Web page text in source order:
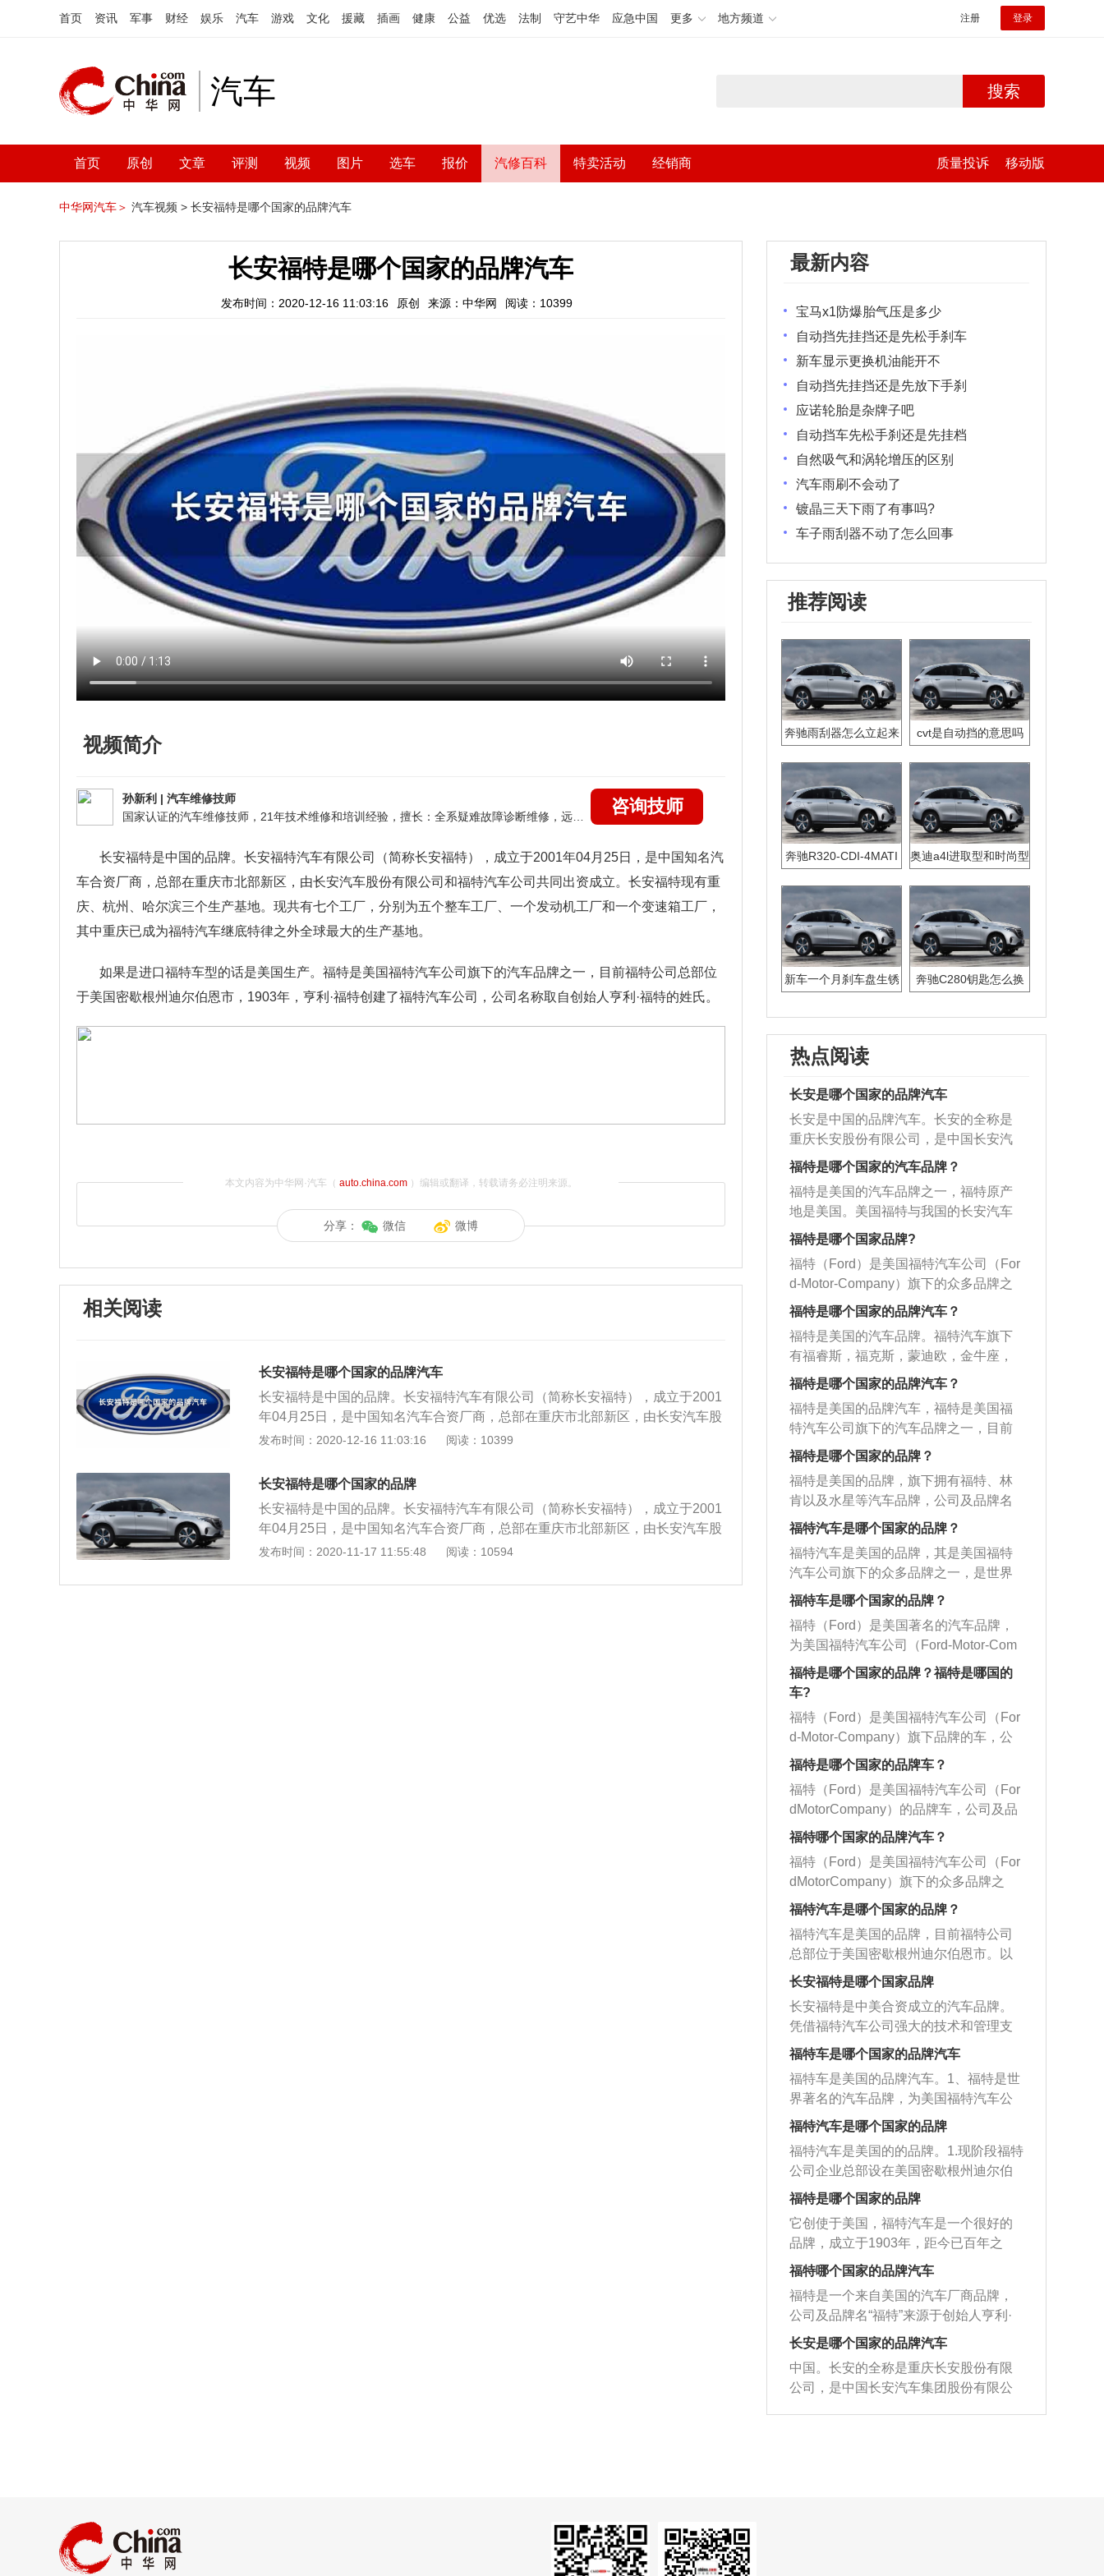
首页 资讯 军事 财经 娱乐 汽车 游戏 文化 援藏 插画 健康 公益 优选 法制 守艺中华 应急中国 更多 地方频道 注册 登录
汽车 搜索
首页 原创 文章 评测 视频 图片 选车 报价 汽修百科 特卖活动 经销商 质量投诉 移动版
中华网汽车＞ 汽车视频 > 长安福特是哪个国家的品牌汽车
长安福特是哪个国家的品牌汽车
发布时间：2020-12-16 11:03:16 原创 来源：中华网 阅读：10399
视频简介
孙新利 | 汽车维修技师
国家认证的汽车维修技师，21年技术维修和培训经验，擅长：全系疑难故障诊断维修，远程维修技术指导
咨询技师
长安福特是中国的品牌。长安福特汽车有限公司（简称长安福特），成立于2001年04月25日，是中国知名汽
车合资厂商，总部在重庆市北部新区，由长安汽车股份有限公司和福特汽车公司共同出资成立。长安福特现有重
庆、杭州、哈尔滨三个生产基地。现共有七个工厂，分别为五个整车工厂、一个发动机工厂和一个变速箱工厂，
其中重庆已成为福特汽车继底特律之外全球最大的生产基地。
如果是进口福特车型的话是美国生产。福特是美国福特汽车公司旗下的汽车品牌之一，目前福特公司总部位
于美国密歇根州迪尔伯恩市，1903年，亨利·福特创建了福特汽车公司，公司名称取自创始人亨利·福特的姓氏。
本文内容为中华网·汽车（ auto.china.com）编辑或翻译，转载请务必注明来源。
分享： 微信 微博
相关阅读
长安福特是哪个国家的品牌汽车
长安福特是中国的品牌。长安福特汽车有限公司（简称长安福特），成立于2001
年04月25日，是中国知名汽车合资厂商，总部在重庆市北部新区，由长安汽车股
份有限公司和福特汽车公司共同出资成立。长安福特现有重庆、杭州、哈尔滨三
速箱工厂，其中重庆已成为福特汽车继底特律之外全球最大的生产基地。 如果是
进口福特车型的话是美国生产。福特是美国福特汽车公司旗下的汽车品牌之一，
目前福特公司总部位于美国密歇根州迪尔伯恩市，1903年，亨利·福特创建了福
特汽车公司，公司名称取自创始人亨利·福特的姓氏。
发布时间：2020-12-16 11:03:16 阅读：10399
长安福特是哪个国家的品牌
长安福特是中国的品牌。长安福特汽车有限公司（简称长安福特），成立于2001
年04月25日，是中国知名汽车合资厂商，总部在重庆市北部新区，由长安汽车股
份有限公司和福特汽车公司共同出资成立。长安福特现有重庆、杭州、哈尔滨三
速箱工厂，其中重庆已成为福特汽车继底特律之外全球最大的生产基地。 如果是
发布时间：2020-11-17 11:55:48 阅读：10594
最新内容
宝马x1防爆胎气压是多少
自动挡先挂挡还是先松手刹车
新车显示更换机油能开不
自动挡先挂挡还是先放下手刹
应诺轮胎是杂牌子吧
自动挡车先松手刹还是先挂档
自然吸气和涡轮增压的区别
汽车雨刷不会动了
镀晶三天下雨了有事吗?
车子雨刮器不动了怎么回事
推荐阅读
奔驰雨刮器怎么立起来 cvt是自动挡的意思吗
奔驰R320-CDI-4MATI
奥迪a4l进取型和时尚型
新车一个月刹车盘生锈
奔驰C280钥匙怎么换
热点阅读
长安是哪个国家的品牌汽车
长安是中国的品牌汽车。长安的全称是
重庆长安股份有限公司，是中国长安汽
车集团股份有限公司旗下的核心整车企
业。中国长安形成了整车、零部件、动
力总成、商贸服务四大主业板块，拥有
强大的整车制造和零部件供应能力。在
国际汽车制造商协会（OICA）发布的20
10年全球汽车企业销量排行中，中国长
安汽车集团以168万辆的自主产量，跻身
重庆长安汽车股份有限公司，简称长安
汽车或重庆长安，为中国长安汽车集团
股份有限公司旗下的核心整车企业，199
6年，在深圳证券交易所上市。其历史可
追溯到洋务运动时期，起源于1862年的
上海洋炮局，曾开创了中国近代工业的
先河。伴随中国改革开放大潮，上世纪
八十年代初长安正式进入汽车领域。199
6年，注册并成为极具竞争力的上市公
司，目前拥有2家上市公司、4支股票。2
收购合肥长安汽车有限公司。长安旗下
有非常多的新能源车型和插电式的混动
汽车，很多消费者会误以为这两者是一
样的，其实并不是，这两者最大的区别
就是插电式混合动力的汽车是需要充电
的，但是普通的混合动力汽车是不需要
充电的。插电式混合动力汽车的电池容
量比较大，电动机的功率也很大，这种
汽车在纯电模式下续航里程比较高，而
且油耗也是非常低的，可以使用绿色的
新能源牌照。而普通混合动力汽车是有
为动力，不能使用绿色新能源牌照。
福特是哪个国家的汽车品牌？
福特是美国的汽车品牌之一，福特原产
地是美国。美国福特与我国的长安汽车
合资建有长安福特公司、长安福特马自
达公司，产品有蒙迪欧、福克斯、嘉年
华等。福特汽车公司成立于1903年，美
国的汽车品牌之一。旗下拥有福特（For
d）和林肯（Lincoln）汽车品牌，总部位
于密歇根州迪尔伯恩市（Dearborn）。
现在福特乘用车福克斯、蒙迪欧致胜、
长安福特生产。其他的进口车型如野
马、爱虎等原产自美国。福特汽车的标
志是采用福特英文Ford字样，蓝底白
字。福特旗下还拥有美洲豹汽车公司、
阿斯顿.马丁拉贡达公司，福特在世界各
地30多个国家拥有生产、总装或销售企
业。
福特是哪个国家品牌?
福特（Ford）是美国福特汽车公司（For
d-Motor-Company）旗下的众多品牌之
一，公司及品牌名“福特”来源于创始人亨
利·福特（Henry·Ford）的姓氏。福特汽
车主要包含三款车系：长安福特、进口
福特以及江铃汽车。其中长安福特当前
在售车型包括福克斯、蒙迪欧、锐界、
嘉年华、翼虎、翼搏、福睿斯等七款车
型；进口福特当前在售车型包括FOCUS
等五款车型；江铃汽车当前在售车型包
括福特新世代全顺、经典全顺等两款车
型。福特重要发展历程如下：1896年6月
4日，亨利·福特将他的第一部汽车开上
了底特律大街。1918年1月4日，开始建
设庞大的汽车制造联合企业荣格（Roug
e）工厂。1922年2月4日，收购了林肯
（Lincoln）品牌。1948年1月16日，生
产了第一部F系列皮卡，这在汽车史上是
最成功的汽车系列。1970年8月17日，
车(中国)有限公司成立。1999年1月28
日，购买沃尔沃全球轿车业务。2000年6
月30日，从宝马汽车集团正式购得路虎
公司（Landrover）的所有权。
福特是哪个国家的品牌汽车？
福特是美国的汽车品牌。福特汽车旗下
有福睿斯，福克斯，蒙迪欧，金牛座，
翼搏，翼虎，锐界，探险者，撼路者等
等。福特车的定位比较清晰，主打性
能，发动机技术和动力是强项，配置高
安全性好，实用性很强。福特重要发展
历程如下：1964年第一代福特Mustang
车型上市。1966年福特GT超跑车型在勒
芒24小时耐力赛上夺冠。1995年福特汽
车信贷公司北京代表处成立。2001年福
特汽车公司与长安汽车集团合作，成立
了长安福特汽车有限公司，专业生产满
足中国消费者需求的轿车。它是最早在
中国成立代表处的汽车金融机构。2003
年长安福特首辆在华量产车福特嘉年华
上市，开启了福特汽车在中国新的里程
碑。2004年世界车福特蒙迪欧正式中国
上市，福特蒙迪欧作为长安福特在国内
的第二款量产车型荣耀上市，立即赢得
市场和媒体的高度关注，成为中国中高
立长安福特马自达发动机公司，福特福
克斯在中国率先上市。在汽车百年发展
史中，唯一同时摘夺欧洲与北美年度风
云车的福特福克斯Focus的三厢版，在中
国率先发布并量产化销售。2007年荣获
欧洲年度车型的福特麦柯斯上市，作为
福特在中国市场首款动感设计车型，一
上市就获得市场广泛认可。同年，在电
影007《皇家赌场》中一展雄姿的福特蒙
迪欧-致胜在中国全面上市。2010年长安
福特历史上一个新的篇章。2013年经典
福特focus三厢1.8L上市，汽车高性能驾
驶的优越性，豪华的装饰，还有舒适
性，以及实惠的价格赢得了广大人们的
欢迎。2016年福特智能出行公司正式成
立，面临智能全球化，福特公司率先领
军智能汽车行业，实现2025汽车智能
化。2017年NavigantResearch最新发布
的一份自动驾驶领域实力报告显示，福
特汽车排名第一。2018年福特中国升级
总部汇报。
福特是哪个国家的品牌汽车？
福特是美国的品牌汽车，福特是美国福
特汽车公司旗下的汽车品牌之一，目前
总部位于美国密歇根州迪尔伯恩市，美
国福特汽车公司旗下拥有福特和林肯汽
车品牌，除了制造汽车，公司还设有金
融服务部门即福特信贷，主要经营购车
金融、车辆租赁和汽车保险方面的业
务。福特翼虎是福特推出的一款紧凑型S
UV，该车的长宽高分别为4524mm、18
力方面，这款车一共搭载了两款发动
机，一款是1.5升涡轮增压发动机，另一
款是2.0升涡轮增压发动机。
福特是哪个国家的品牌？
福特是美国的品牌，旗下拥有福特、林
肯以及水星等汽车品牌，公司及品牌名
福特来源于创始人亨利福特的姓氏，福
特汽车公司总部位于密歇根州迪尔伯恩
市，除了制造汽车，公司还设有金融服
务部门即福特信贷，主要经营购车金
融、车辆租赁和汽车保险方面的业务。
福特汽车主要包含三款车系：长安福
特，进口福特以及江铃汽车。长安福特
年华、翼虎、翼搏、福睿斯等；进口福
特的车型包括FOCUSST、锐界、野
马、探险者、FIESTAST等；江铃汽车的
车型包括福特新世代全顺、经典全顺
等。
福特汽车是哪个国家的品牌？
福特汽车是美国的品牌，其是美国福特
汽车公司旗下的众多品牌之一，是世界
著名品牌，成立于20世纪初，目前福特
公司总部位于美国密歇根州迪尔伯恩
市。旗下除福特之外，还拥有林肯以及
水星等汽车品牌，公司及品牌名福特来
源于创始人亨利福特的姓氏，除了制造
汽车，公司还设有金融服务部门即福特
信贷，主要经营购车金融、车辆租赁和
汽车保险方面的业务。福特汽车主要包
特以及江铃汽车。长安福特的车型包括
福克斯、蒙迪欧、锐界、嘉年华、翼
虎、翼搏、福睿斯等；进口福特的车型
包括FOCUSST、锐界、野马、探险
者、FIESTAST等；江铃汽车的车型包括
福特新世代全顺、经典全顺等。
福特车是哪个国家的品牌？
福特（Ford）是美国著名的汽车品牌，
为美国福特汽车公司（Ford-Motor-Com
pany）旗下的众多品牌之一。是美国的
车。扩展福特汽车车系相关资料如下：
特，进口福特以及江铃汽车。2、长安福
特当前在售车型包括福克斯，蒙迪欧-制
胜，麦柯斯，嘉年华，翼虎，翼搏等六
款车型。3、进口福特当前在售车型包括
E350，锐界，野马，探险者，F-150等
括福特新世代全顺，经典全顺等两款车
型。
福特是哪个国家的品牌？福特是哪国的
车?
福特（Ford）是美国福特汽车公司（For
d-Motor-Company）旗下品牌的车，公
司及品牌名“福特”来源于创始人亨利·福
特（Henry-Ford）的姓氏。福特的主要
车系有探险者、锐界、福克斯、福特蒙
迪欧、福特野马、翼虎等。福特汽车的
标志是采用福特英文Ford字样，蓝底白
字，被艺术化了的Ford形似活泼可爱、
充满活力、美观大方的小白兔。Ford犹
顺的小白兔正在向前飞奔，象征福特汽
车奔驰在世界各地，令人爱不释手。福
特重要发展历程如下：1896年6月4日，
亨利·福特将他的第一部汽车开上了底特
律大街。1918年1月4日，开始建设庞大
的汽车制造联合企业荣格（Rouge）工
厂。1922年2月4日，收购了林肯（Linco
ln）品牌。1948年1月16日，生产了第一
部F系列皮卡，这在汽车史上是最成功的
汽车系列。1970年8月17日，亚太汽车
国）有限公司成立。1999年1月28日，
购买沃尔沃全球轿车业务。2000年6月3
0日，从宝马汽车集团正式购得路虎公司
（Landrover）的所有权。
福特是哪个国家的品牌车？
福特（Ford）是美国福特汽车公司（For
dMotorCompany）的品牌车，公司及品
牌名“福特”来源于创始人亨利·福特（Hen
ryFord）的姓氏。福特的主要车系有探
险者、锐界、福克斯、福特蒙迪欧、福
特野马、翼虎等。福特汽车的标志是采
用福特英文Ford字样，蓝底白字，被艺
术化了的Ford形似活泼可爱、充满活
力、美观大方的小白兔。Ford犹如在温
白兔正在向前飞奔，象征福特汽车奔驰
在世界各地，令人爱不释手。福特重要
发展历程如下：1896年6月4日，亨利·福
特将他的第一部汽车开上了底特律大
街。1918年1月4日，开始建设庞大的汽
车制造联合企业荣格（Rouge）工厂。1
922年2月4日，收购了林肯（Lincoln）
品牌。1948年1月16日，生产了第一部F
系列皮卡，这在汽车史上是最成功的汽
车系列。1970年8月17日，亚太汽车业
公司成立。1999年1月28日，购买沃尔
沃全球轿车业务。2000年6月30日，从
宝马汽车集团正式购得路虎公司（Landr
over）的所有权。
福特哪个国家的品牌汽车？
福特（Ford）是美国福特汽车公司（For
dMotorCompany）旗下的众多品牌之
一，公司及品牌名“福特”来源于创始人亨
利·福特（HenryFord）的姓氏。福特的
主要车系有探险者、锐界、福克斯、福
特蒙迪欧、福特野马、翼虎等。福特汽
车的标志是采用福特英文Ford字样，蓝
底白字，被艺术化了的Ford形似活泼可
爱、充满活力、美观大方的小白兔。For
温顺的小白兔正在向前飞奔，象征福特
汽车奔驰在世界各地，令人爱不释手。
福特重要发展历程如下：1896年6月4
日，亨利·福特将他的第一部汽车开上了
底特律大街。1918年1月4日，开始建设
庞大的汽车制造联合企业荣格（Roug
e）工厂。1922年2月4日，收购了林肯
（Lincoln）品牌。1948年1月16日，生
产了第一部F系列皮卡，这在汽车史上是
最成功的汽车系列。1970年8月17日，
(中国)有限公司成立。1999年1月28日，
购买沃尔沃全球轿车业务。2000年6月3
0日，从宝马汽车集团正式购得路虎公司
（Landrover）的所有权。
福特汽车是哪个国家的品牌？
福特汽车是美国的品牌，目前福特公司
总部位于美国密歇根州迪尔伯恩市。以
福特福克斯为例，其是一款A级家用轿
车，长宽高分别为4647毫米、1810毫
米、1468毫米，轴距是2648毫米。配置
方面，福克斯全系标配前后座中央扶
手、后排杯架、上坡辅助、多功能方向
盘、自动头灯、后视镜电动调节、外后
视镜加热、发动机启停等实用而贴心的
计，其中包括新样式的前保险杠，增加
了黑色轮眉和侧裙以及银色护板。
长安福特是哪个国家品牌
长安福特是中美合资成立的汽车品牌。
凭借福特汽车公司强大的技术和管理支
持以及长安汽车集团突出的知名度和区
位优势，长安福特仅用14个月就完成了
从土建施工到设备安装调试的全部工
作，建成了一座新的世界级汽车生产
厂。工厂包括车身车间、涂装车间、装
配车间、技术开发中心和行政大楼。工
厂初期生产能力为5万辆/年。计划在两年
冲压车间和发动机厂。长安福特先后在
重庆建成了三个整车厂、一个发动机厂
和一个变速箱厂，在重庆真正形成了整
车、发动机、变速器“三位一体”的制造基
地格局。福特的标志是福特的英文字
体，蓝色背景为白色。因为创始人亨利·
福特喜欢小动物，所以商标设计师把福
特的英文画成了一只小白兔。福特汽车
公司的商标是英文单词Ford，蓝色背景
上有白色字符。艺术福特看起来像一只
福特车是哪个国家的品牌汽车
福特车是美国的品牌汽车。1、福特是世
界著名的汽车品牌，为美国福特汽车公
司旗下的诸多品牌之1；2、公司及品牌
名字“福特”源于创始者亨利·福特的姓
氏；3、福特汽车公司是1903年成立的，
旗下拥有福特和林肯汽车知名品牌。福
特汽车的标志是选用福特英文Ford字
体，蓝底白字。因为创始者亨利·福特喜
爱小动物，因此标志设计师把福特的英
车公司的商标是蓝底白字的英文Ford字
体，被形象化了的Ford形如活泼可爱、
活力四射、别具一格的小兔子。Ford宛
如在和谐的自然界中，有1只可爱，温和
的小兔子正在往前奔跑，代表福特汽车
奔驰在世界各国，让人十分喜欢。
福特汽车是哪个国家的品牌
福特汽车是美国的的品牌。1.现阶段福特
公司企业总部设在美国密歇根州迪尔伯
恩市；2.以福特福克斯为例子，其是一款
A级家用汽车，长宽高各自为4647毫
米、1810毫米、1468毫米，汽车轴距是
2648毫米。硬件配置领域，福克斯全系
标配前后座中央扶手、后排杯架、上坡
辅助、多功能方向盘、自动头灯、后视
镜电动调节、外后视镜加热、发动机启
域，该车采用新家族设计构思，其中的
涉及新样式的前保险杠，增加了黑色的
轮眉和侧裙及其银白色护板。福特(Ford)
福特是哪个国家的品牌
它创使于美国，福特汽车是一个很好的
品牌，成立于1903年，距今已百年之
久，作为一个有百年历史的品牌，肯定
有它独特的魅力和亮点。福特汽车公司
是世界上最大的汽车公司之一，福特汽
车公司成立于20世纪初，凭借创始人亨
利·福特（HenryFord）的梦想和出色的
远见，“制造出所有人都能负担得起的汽
车”，福特汽车公司经历了一个世纪的风
福特哪个国家的品牌汽车
福特是一个来自美国的汽车厂商品牌，
公司及品牌名“福特”来源于创始人亨利·
福特的姓氏。福特汽车公司是世界上最
大的汽车生产商之一，成立于1903年，
旗下拥有福特和林肯汽车品牌，总部位
于密歇根州迪尔伯恩市。在中国，福特
汽车公司先后与长安汽车共同出资成立
长安是哪个国家的品牌汽车
中国。长安的全称是重庆长安股份有限
公司，是中国长安汽车集团股份有限公